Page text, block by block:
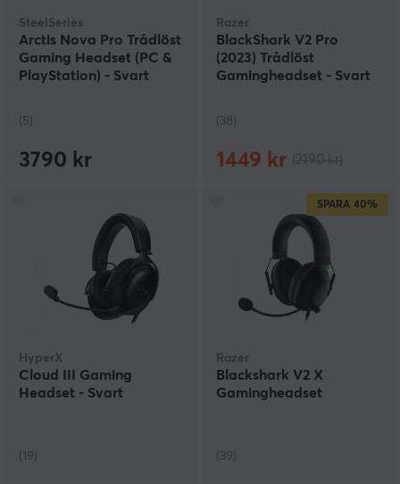
kommunicera med ditt lag via din Nintendo Switch. På
MaxGaming finns det massor av val av headsets. Vi har
från olika märken som Turtle Beach, Hori, Nintendo,
Razer eller PDP. Vi erbjuder både trådlösa och
spelupplevelsen i spel som Minecraft, Super Mario och
SteelSeries
Arctis Nova Pro Trådlöst
Gaming Headset (PC &
PlayStation) - Svart
(5)
3790 kr
Razer
BlackShark V2 Pro
(2023) Trådlöst
Gamingheadset - Svart
(38)
1449 kr
HyperX
Cloud III Gaming
Headset - Svart
(19)
SPARA 40%
Razer
Blackshark V2 X
Gamingheadset
(39)